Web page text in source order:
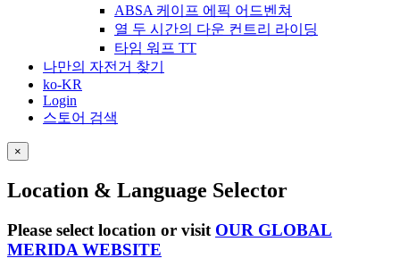
ABSA 케이프 에픽 어드벤쳐
열 두 시간의 다운 컨트리 라이딩
타임 워프 TT
나만의 자전거 찾기
ko-KR
Login
스토어 검색
×
Location & Language Selector
Please select location or visit OUR GLOBAL
MERIDA WEBSITE